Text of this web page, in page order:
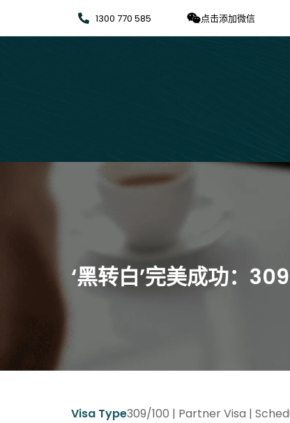
1300 770 585 点击添加微信
‘黑转白’完美成功：
Visa Type309/100 | Partner Visa |